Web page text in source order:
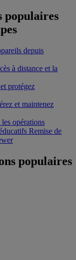
populaires
depuis
à distance et la
protégez
et maintenez
les opérations
Remise de
populaires